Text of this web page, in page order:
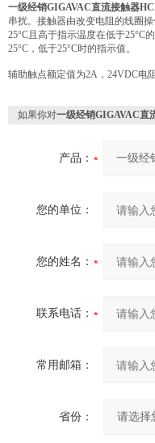
一级经销GIGAVAC直流接触器
串扰。接触器由改变电阻的线圈
25°C且高于指示温度在低于25°C
25°C，低于25°C时的指示值。
辅助触点额定值为2A，24VDC电
如果你对一级经销GIGAVAC直
产品：
您的单位：
您的姓名：
联系电话：
常用邮箱：
省份：